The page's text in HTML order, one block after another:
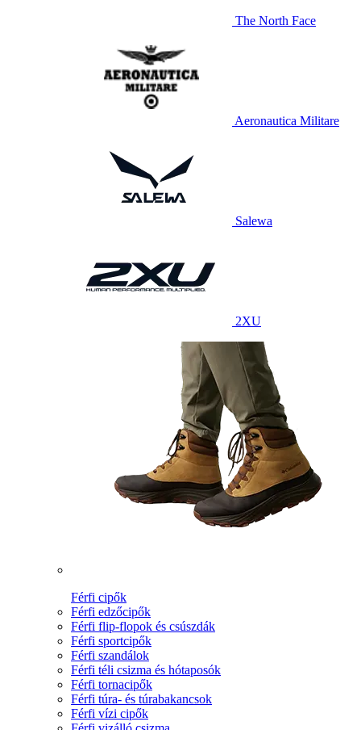
The North Face
Aeronautica Militare
Salewa
2XU
Férfi cipők
Férfi edzőcipők
Férfi flip-flopok és csúszdák
Férfi sportcipők
Férfi szandálok
Férfi téli csizma és hótaposók
Férfi tornacipők
Férfi túra- és túrabakancsok
Férfi vízi cipők